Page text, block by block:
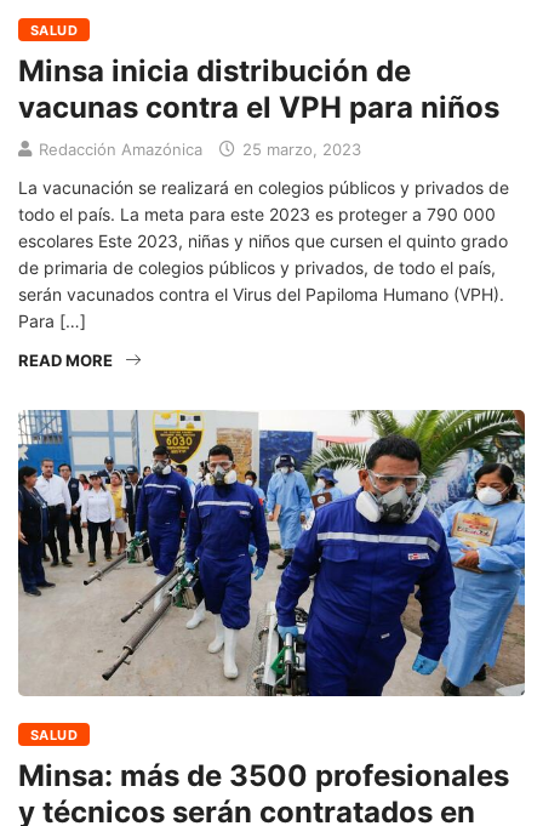
SALUD
Minsa inicia distribución de
vacunas contra el VPH para niños
Redacción Amazónica 25 marzo, 2023
La vacunación se realizará en colegios públicos y privados de
todo el país. La meta para este 2023 es proteger a 790 000
escolares Este 2023, niñas y niños que cursen el quinto grado
de primaria de colegios públicos y privados, de todo el país,
serán vacunados contra el Virus del Papiloma Humano (VPH).
Para […]
READ MORE
SALUD
Minsa: más de 3500 profesionales
y técnicos serán contratados en